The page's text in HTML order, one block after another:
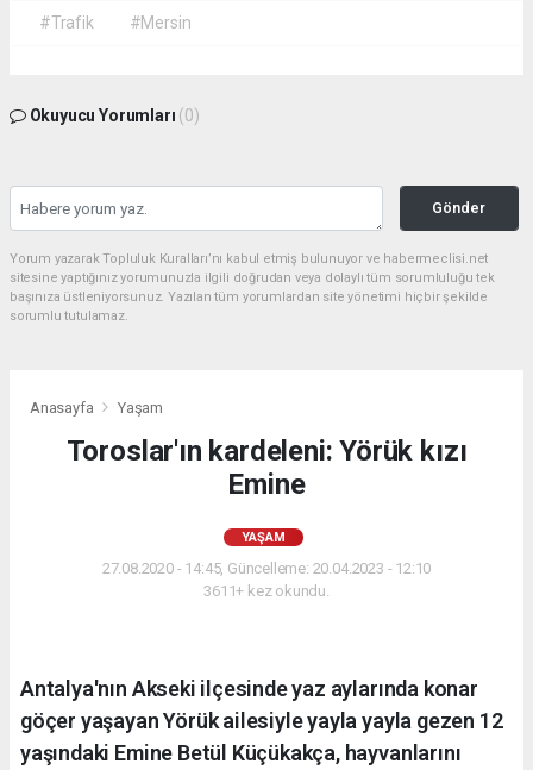
#Trafik #Mersin
Okuyucu Yorumları (0)
Gönder
Yorum yazarak Topluluk Kuralları’nı kabul etmiş bulunuyor ve habermeclisi.net
sitesine yaptığınız yorumunuzla ilgili doğrudan veya dolaylı tüm sorumluluğu tek
başınıza üstleniyorsunuz. Yazılan tüm yorumlardan site yönetimi hiçbir şekilde
sorumlu tutulamaz.
Anasayfa Yaşam
Toroslar'ın kardeleni: Yörük kızı
Emine
YAŞAM
27.08.2020 - 14:45, Güncelleme: 20.04.2023 - 12:10
3611+ kez okundu.
Antalya'nın Akseki ilçesinde yaz aylarında konar
göçer yaşayan Yörük ailesiyle yayla yayla gezen 12
yaşındaki Emine Betül Küçükakça, hayvanlarını